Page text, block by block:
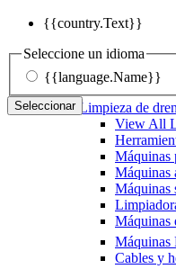
{{country.Text}}
Seleccione un idioma
{{language.Name}}
Seleccionar Limpieza de
View All
Máquinas
Máquinas
Máquinas
Máquinas
Máquinas
Cables y